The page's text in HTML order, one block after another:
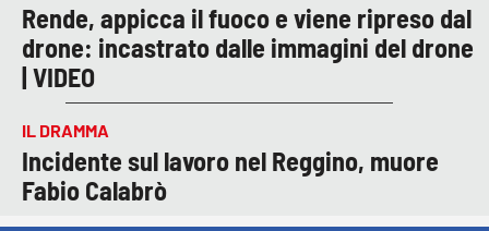
Rende, appicca il fuoco e viene ripreso dal
drone: incastrato dalle immagini del drone
| VIDEO
IL DRAMMA
Incidente sul lavoro nel Reggino, muore
Fabio Calabrò